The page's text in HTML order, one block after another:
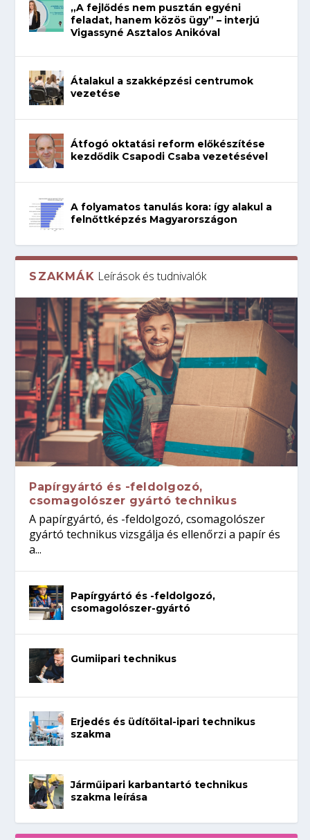
„A fejlődés nem pusztán egyéni
feladat, hanem közös ügy” – interjú
Vigassyné Asztalos Anikóval
Átalakul a szakképzési centrumok
vezetése
Átfogó oktatási reform előkészítése
kezdődik Csapodi Csaba vezetésével
A folyamatos tanulás kora: így alakul a
felnőttképzés Magyarországon
SZAKMÁK Leírások és tudnivalók
Papírgyártó és -feldolgozó,
csomagolószer gyártó technikus
A papírgyártó, és -feldolgozó, csomagolószer
gyártó technikus vizsgálja és ellenőrzi a papír és
a...
Papírgyártó és -feldolgozó,
csomagolószer-gyártó
Gumiipari technikus
Erjedés és üdítőital-ipari technikus
szakma
Járműipari karbantartó technikus
szakma leírása